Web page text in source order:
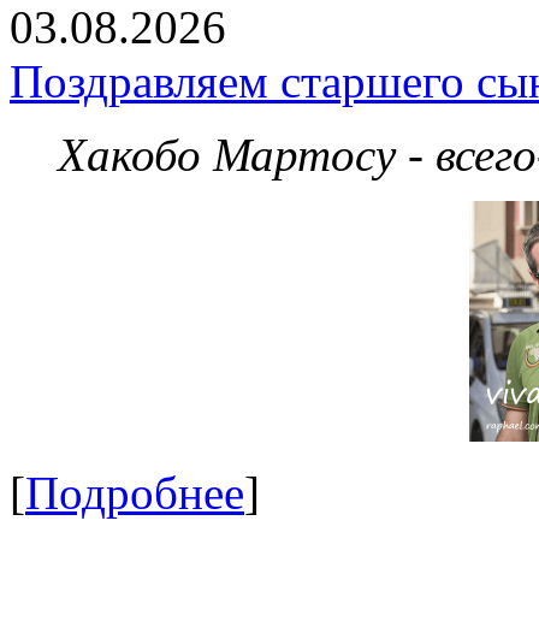
03.08.2026
Поздравляем старшего
Хакобо Мартосу -
[Подробнее]